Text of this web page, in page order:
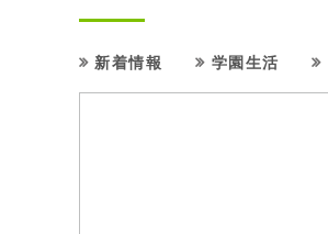
新着情報 学園生活